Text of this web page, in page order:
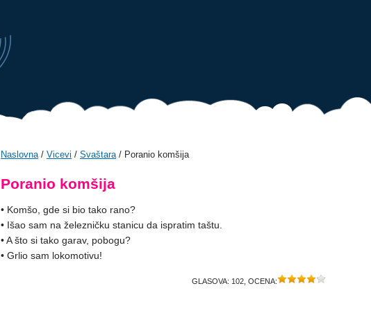
Naslovna/ Vicevi / Svaštara/ Poranio komšija
Poranio komšija
• Komšo, gde si bio tako rano?
• Išao sam na železničku stanicu da ispratim taštu.
• A što si tako garav, pobogu?
• Grlio sam lokomotivu!
GLASOVA: 102 , OCENA: